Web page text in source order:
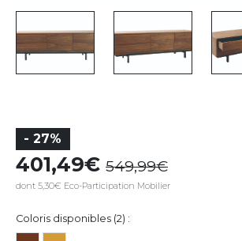
- 27%
401,49 549,99
dont 5,30€ Eco-Participation Mobilier
Coloris disponibles (2) :